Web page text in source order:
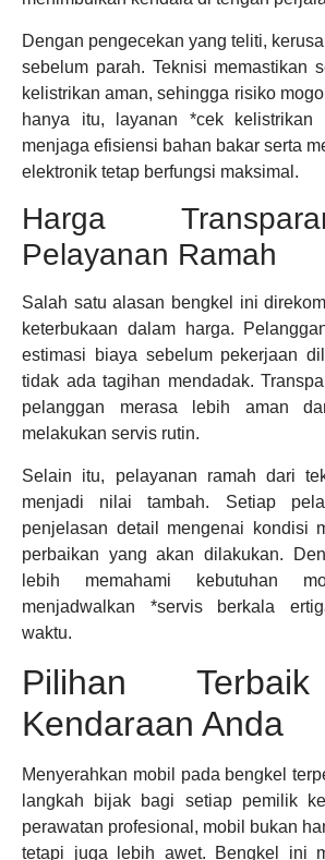
Dengan pengecekan yang teliti,
sebelum parah. Teknisi memastikan
kelistrikan aman, sehingga risiko
hanya itu, layanan *cek kelistrikan
menjaga efisiensi bahan bakar serta
elektronik tetap berfungsi maksimal.
Harga
Pelayanan Ramah
Salah satu alasan bengkel ini
keterbukaan dalam harga.
estimasi biaya sebelum pekerjaan
tidak ada tagihan mendadak.
pelanggan merasa lebih aman
melakukan servis rutin.
Selain itu, pelayanan ramah dari
menjadi nilai tambah. Setiap
penjelasan detail mengenai kondisi
perbaikan yang akan dilakukan.
lebih memahami kebutuhan
menjadwalkan *servis berkala
waktu.
Pilihan
Kendaraan Anda
Menyerahkan mobil pada bengkel
langkah bijak bagi setiap pemilik
perawatan profesional, mobil bukan
tetapi juga lebih awet. Bengkel ini